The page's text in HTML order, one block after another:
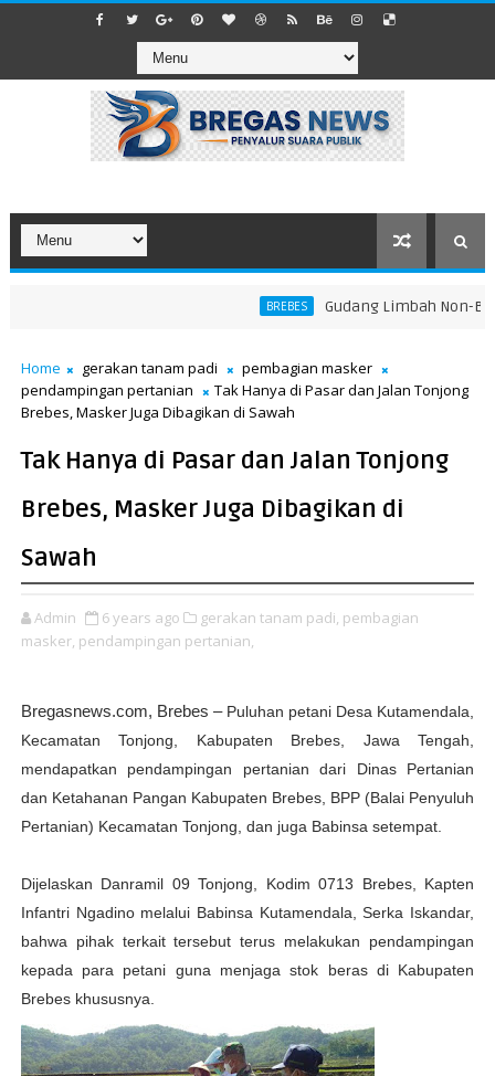
BREBES ​Gudang Limbah Non-B3
Home gerakan tanam padi
pembagian masker
pendampingan pertanian
Tak Hanya di Pasar dan Jalan Tonjong
Brebes, Masker Juga Dibagikan di Sawah
Tak Hanya di Pasar dan Jalan Tonjong
Brebes, Masker Juga Dibagikan di
Sawah
Admin 6 years ago gerakan tanam padi, pembagian
masker, pendampingan pertanian,
Bregasnews.com, Brebes – Puluhan petani Desa Kutamendala,
Kecamatan Tonjong, Kabupaten Brebes, Jawa Tengah,
mendapatkan pendampingan pertanian dari Dinas Pertanian
dan Ketahanan Pangan Kabupaten Brebes, BPP (Balai Penyuluh
Pertanian) Kecamatan Tonjong, dan juga Babinsa setempat.
Dijelaskan Danramil 09 Tonjong, Kodim 0713 Brebes, Kapten
Infantri Ngadino melalui Babinsa Kutamendala, Serka Iskandar,
bahwa pihak terkait tersebut terus melakukan pendampingan
kepada para petani guna menjaga stok beras di Kabupaten
Brebes khususnya.